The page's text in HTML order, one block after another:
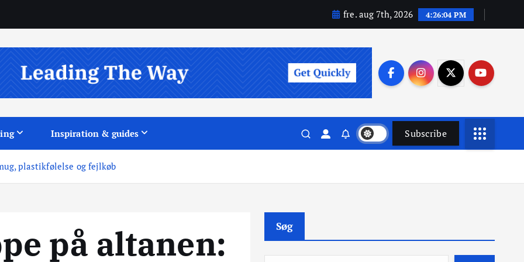
fre. aug 7th, 2026 4:26:05 PM
Inspiration & guides Subscribe
plastikfølelse og fejlkøb
på altanen:
Søg